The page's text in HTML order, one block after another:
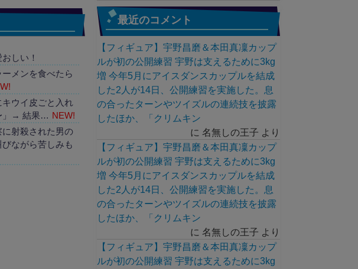
しい！
ーメンを食べたら
キウイ皮ごと入れ
」→ 結果…
NEW!
に射殺された男の
ながら苦しみも
最近のコメント
【フィギュア】宇野昌磨＆本田真凜カップ
ルが初の公開練習 宇野は支えるために3kg
増 今年5月にアイスダンスカップルを結成
した2人が14日、公開練習を実施した。息
の合ったターンやツイズルの連続技を披露
したほか、「クリムキン
に 名無しの王子 より
【フィギュア】宇野昌磨＆本田真凜カップ
ルが初の公開練習 宇野は支えるために3kg
増 今年5月にアイスダンスカップルを結成
した2人が14日、公開練習を実施した。息
の合ったターンやツイズルの連続技を披露
したほか、「クリムキン
に 名無しの王子 より
【フィギュア】宇野昌磨＆本田真凜カップ
ルが初の公開練習 宇野は支えるために3kg